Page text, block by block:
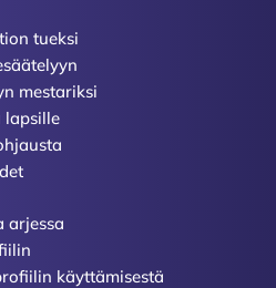
tueksi
mestariksi
lapsille
arjessa
käyttämisestä